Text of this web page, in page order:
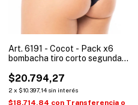
Art. 6191 - Cocot - Pack x6
bombacha tiro corto segunda
$20.794,27
2 x $10.397,14 sin interés
$18.714,84 con Transferencia o